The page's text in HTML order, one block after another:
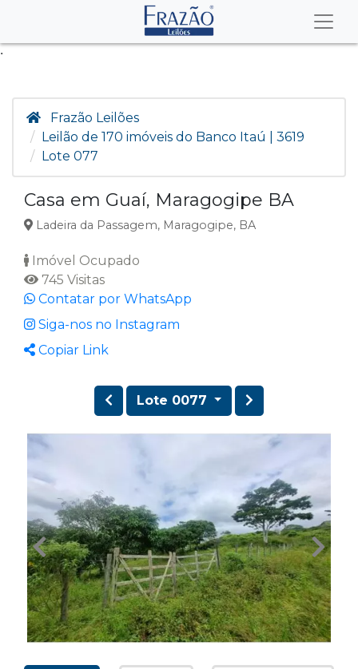
.
Frazão Leilões
Leilão de 170 imóveis do Banco Itaú | 3619
Lote 077
Casa em Guaí, Maragogipe BA
Ladeira da Passagem, Maragogipe, BA
Imóvel Ocupado
745 Visitas
Contatar por WhatsApp
Siga-nos no Instagram
Copiar Link
Lote 0077